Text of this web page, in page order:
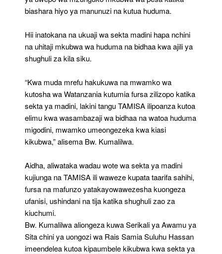
biashara hiyo ya manunuzi na kutua huduma.
Hii inatokana na ukuaji wa sekta madini hapa nchini
na uhitaji mkubwa wa huduma na bidhaa kwa ajili ya
shughuli za kila siku.
“Kwa muda mrefu hakukuwa na mwamko wa
kutosha wa Watanzania kutumia fursa zilizopo katika
sekta ya madini, lakini tangu TAMISA ilipoanza kutoa
elimu kwa wasambazaji wa bidhaa na watoa huduma
migodini, mwamko umeongezeka kwa kiasi
kikubwa,” alisema Bw. Kumalilwa.
Aidha, aliwataka wadau wote wa sekta ya madini
kujiunga na TAMISA ili waweze kupata taarifa sahihi,
fursa na mafunzo yatakayowawezesha kuongeza
ufanisi, ushindani na tija katika shughuli zao za
kiuchumi.
Bw. Kumalilwa aliongeza kuwa Serikali ya Awamu ya
Sita chini ya uongozi wa Rais Samia Suluhu Hassan
imeendelea kutoa kipaumbele kikubwa kwa sekta ya